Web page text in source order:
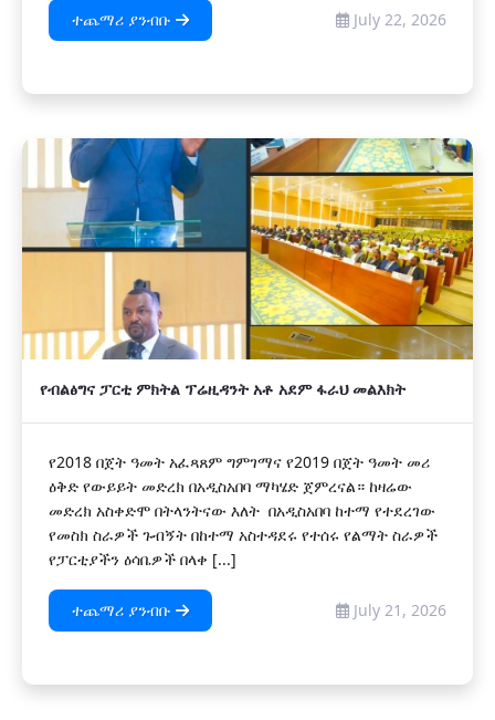
ተጨማሪ ያንብቡ July 22, 2026
የብልፅግና ፓርቲ ምክትል ፕሬዚዳንት አቶ አደም ፋራህ መልእክት
የ2018 በጀት ዓመት አፈጻጸም ግምገማና የ2019 በጀት ዓመት መሪ
ዕቅድ የውይይት መድረክ በአዲስአበባ ማካሄድ ጀምረናል። ከዛሬው
መድረክ አስቀድሞ በትላንትናው እለት በአዲስአበባ ከተማ የተደረገው
የመስክ ስራዎች ጉብኝት በከተማ አስተዳደሩ የተሰሩ የልማት ስራዎች
የፓርቲያችን ዕሳቤዎች በላቀ [...]
ተጨማሪ ያንብቡ July 21, 2026